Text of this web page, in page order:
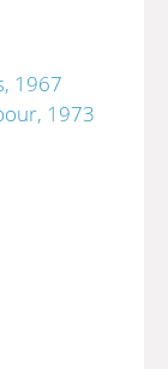
1967
1973